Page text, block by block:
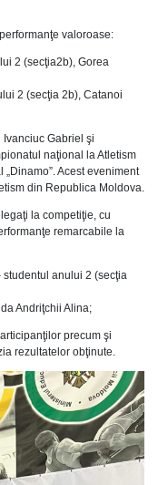
valoroase:
2 (secţia2b), Gorea
2 (secţia 2b), Catanoi
Gabriel şi
naţional la Atletism
Acest eveniment
din Republica Moldova.
la competiţie, cu
remarcabile la
studentul anului 2 (secţia
Andriţchii Alina;
precum şi
rezultatelor obţinute.